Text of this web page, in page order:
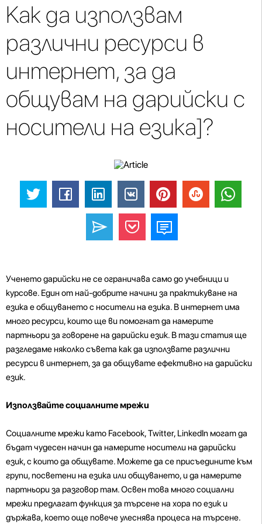
Как да използвам
различни ресурси в
интернет, за да
общувам на дарийски с
носители на езика]?
Ученето дарийски не се ограничава само до учебници и
курсове. Един от най-добрите начини за практикуване на
езика е общуването с носители на езика. В интернет има
много ресурси, които ще ви помогнат да намерите
партньори за говорене на дарийски език. В тази статия ще
разгледаме няколко съвета как да използвате различни
ресурси в интернет, за да общувате ефективно на дарийски
език.
Използвайте социалните мрежи
Социалните мрежи като Facebook, Twitter, LinkedIn могат да
бъдат чудесен начин да намерите носители на дарийски
език, с които да общувате. Можете да се присъедините към
групи, посветени на езика или общуването, и да намерите
партньори за разговор там. Освен това много социални
мрежи предлагат функция за търсене на хора по език и
държава, което още повече улеснява процеса на търсене.